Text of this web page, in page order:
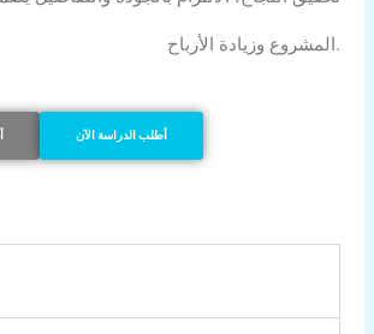
المشروع وزيادة الأرباح.
أطلب الدراسة الآن